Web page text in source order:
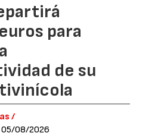
para
de su
/
05/08/2026